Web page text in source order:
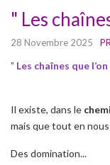
" Les
28 Novembre 2025
" Les chaînes que
Il existe, dans le
mais que tout en
Des domination...